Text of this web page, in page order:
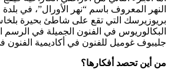
النهر المعروف باسم “نهر الأورال”، في
بريوزيرسك التي تقع على شاطئ بحيرة
البكالوريوس في الفنون الجميلة في
جليبوف غوميل للفنون في أكاديمية الفنون
من أين تحصد أفكارها؟